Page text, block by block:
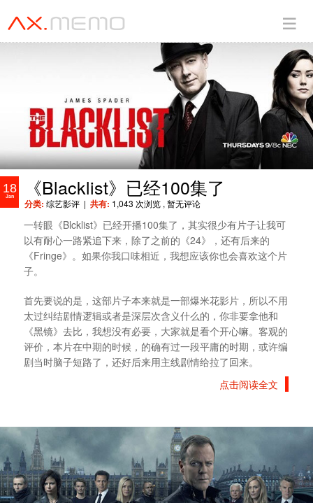
18
Jan 《Blacklist》已经100集了
分类: 综艺影评 | 共有: 1,043 次浏览 , 暂无评论
一转眼《Blcklist》已经开播100集了，其实很少有片子让我可
以有耐心一路紧追下来，除了之前的《24》，还有后来的
《Fringe》。如果你我口味相近，我想应该你也会喜欢这个片
子。
首先要说的是，这部片子本来就是一部爆米花影片，所以不用
太过纠结剧情逻辑或者是深层次含义什么的，你非要拿他和
《黑镜》去比，我想没有必要，大家就是看个开心嘛。客观的
评价，本片在中期的时候，的确有过一段平庸的时期，或许编
剧当时脑子短路了，还好后来用主线剧情给拉了回来。
点击阅读全文